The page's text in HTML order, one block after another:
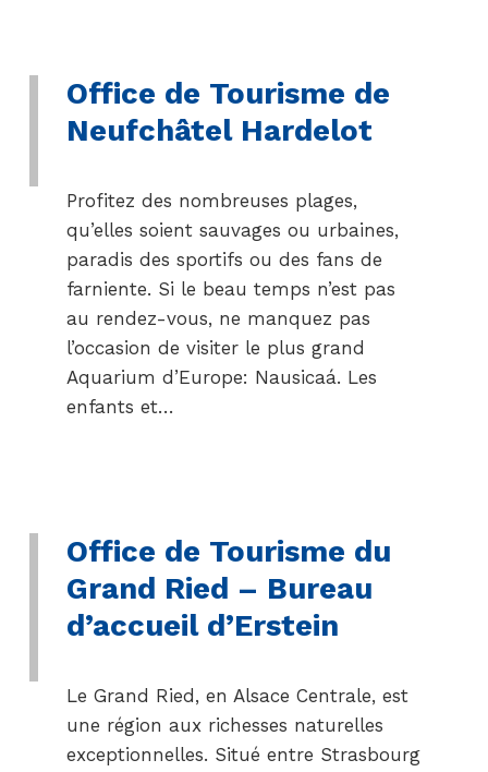
Office de Tourisme de
Neufchâtel Hardelot
Profitez des nombreuses plages,
qu’elles soient sauvages ou urbaines,
paradis des sportifs ou des fans de
farniente. Si le beau temps n’est pas
au rendez-vous, ne manquez pas
l’occasion de visiter le plus grand
Aquarium d’Europe: Nausicaá. Les
enfants et…
Office de Tourisme du
Grand Ried – Bureau
d’accueil d’Erstein
Le Grand Ried, en Alsace Centrale, est
une région aux richesses naturelles
exceptionnelles. Situé entre Strasbourg